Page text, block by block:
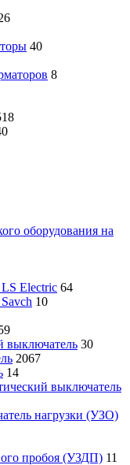
40
8
оборудования на
LS Electric 64
10
выключатель 30
2067
14
выключатель
нагрузки (УЗО)
пробоя (УЗДП) 11